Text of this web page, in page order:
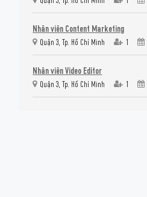
Nhân viên Content Marketing
Quận 3, Tp. Hồ Chí Minh 1
Nhân viên Video Editor
Quận 3, Tp. Hồ Chí Minh 1